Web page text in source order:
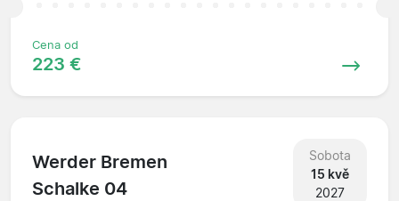
Cena od
223 €
Werder Bremen
Schalke 04
Sobota
15 kvě
2027